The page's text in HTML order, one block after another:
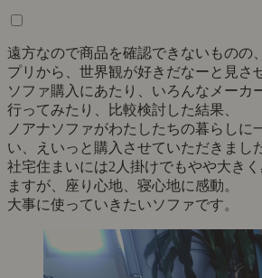
遠方なので商品を確認できないものの
プリから、世界観が好きだなーと見さ
ソファ購入にあたり、いろんなメーカ
行ってみたり、比較検討した結果、
ノアナソファがわたしたちの暮らしに
い、えいっと購入させていただきまし
社宅住まいには2人掛けでもやや大き
ますが、座り心地、寝心地に感動。
大事に使っていきたいソファです。